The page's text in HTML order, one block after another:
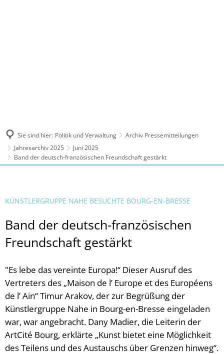
Sie sind hier: Politik und Verwaltung
Archiv Pressemitteilungen
Jahresarchiv 2025
Juni 2025
Band der deutsch-französischen Freundschaft gestärkt
KÜNSTLERGRUPPE NAHE BESUCHTE BOURG-EN-BRESSE
Band der deutsch-französischen
Freundschaft gestärkt
"Es lebe das vereinte Europa!“ Dieser Ausruf des
Vertreters des „Maison de l’ Europe et des Européens
de l’ Ain“ Timur Arakov, der zur Begrüßung der
Künstlergruppe Nahe in Bourg-en-Bresse eingeladen
war, war angebracht. Dany Madier, die Leiterin der
ArtCité Bourg, erklärte „Kunst bietet eine Möglichkeit
des Teilens und des Austauschs über Grenzen hinweg“.